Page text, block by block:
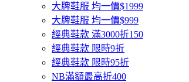
大牌鞋服 均一價$1999
大牌鞋服 均一價$999
經典鞋款 滿3000折150
經典鞋款 限時9折
經典鞋款 限時95折
NB滿額最高折400